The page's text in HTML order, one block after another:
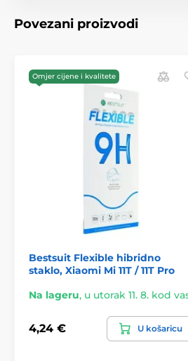
Povezani proizvodi
Omjer cijene i kvalitete
Bestsuit Flexible hibridno
staklo, Xiaomi Mi 11T / 11T Pro
Na lageru, u utorak 11. 8. kod
4,24 € U košaricu